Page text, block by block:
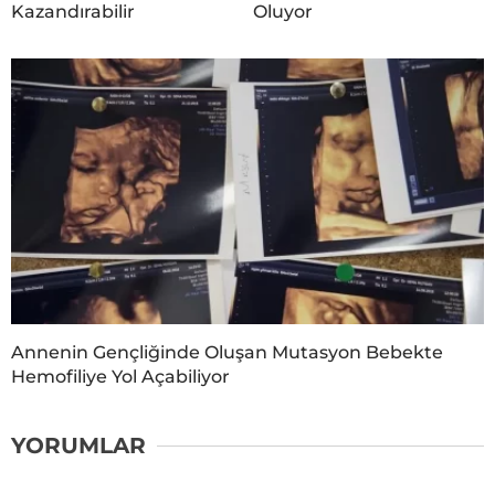
Kazandırabilir
Oluyor
Annenin Gençliğinde Oluşan Mutasyon Bebekte
Hemofiliye Yol Açabiliyor
YORUMLAR